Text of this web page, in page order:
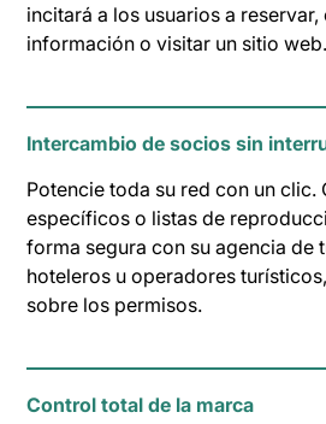
incitará a los usuarios a
información o visitar un sitio web.
Intercambio de socios sin
Potencie toda su red con un
específicos o listas de
forma segura con su agencia de
hoteleros u operadores
sobre los permisos.
Control total de la marca